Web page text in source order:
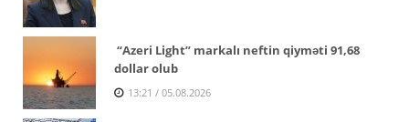
“Azeri Light” markalı neftin qiyməti 91,68
dollar olub
13:21 / 05.08.2026